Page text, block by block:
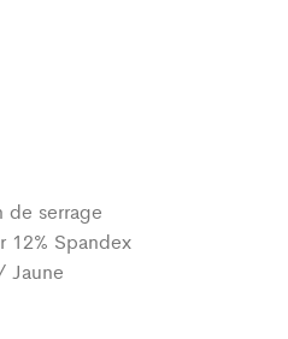
de serrage
12% Spandex
Jaune